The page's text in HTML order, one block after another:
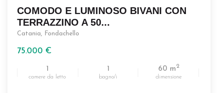
COMODO E LUMINOSO BIVANI CON
TERRAZZINO A 50...
Catania, Fondachello
75.000 €
1
camere da letto
1
bagno/i
60 m2
dimensione